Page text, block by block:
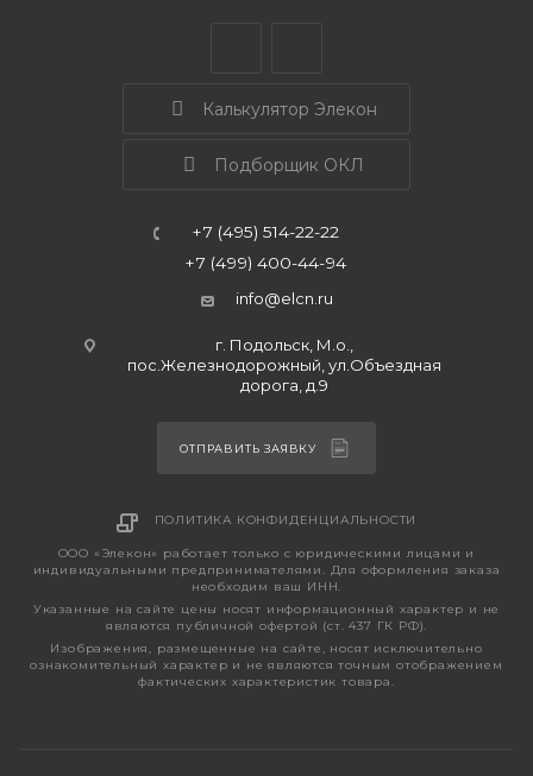
Калькулятор Элекон
Подборщик ОКЛ
+7 (495) 514-22-22
+7 (499) 400-44-94
info@elcn.ru
г. Подольск, М.о.,
пос.Железнодорожный, ул.Объездная
дорога, д.9
ОТПРАВИТЬ ЗАЯВКУ
ПОЛИТИКА КОНФИДЕНЦИАЛЬНОСТИ
ООО «Элекон» работает только с юридическими лицами и
индивидуальными предпринимателями. Для оформления заказа
необходим ваш ИНН.
Указанные на сайте цены носят информационный характер и не
являются публичной офертой (ст. 437 ГК РФ).
Изображения, размещенные на сайте, носят исключительно
ознакомительный характер и не являются точным отображением
фактических характеристик товара.